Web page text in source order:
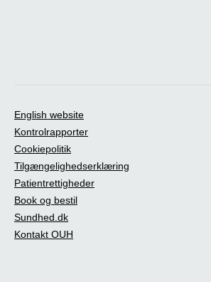
English website
Kontrolrapporter
Cookiepolitik
Tilgængelighedserklæring
Patientrettigheder
Book og bestil
Sundhed.dk
Kontakt OUH